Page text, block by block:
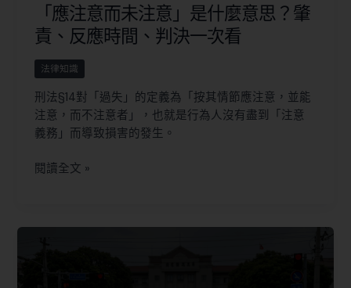
「應注意而未注意」是什麼意思？肇
責、反應時間、判決一次看
法律知識
刑法§14對「過失」的定義為「按其情節應注意，並能
注意，而不注意者」，也就是行為人沒有盡到「注意
義務」而導致損害的發生。
閱讀全文 »